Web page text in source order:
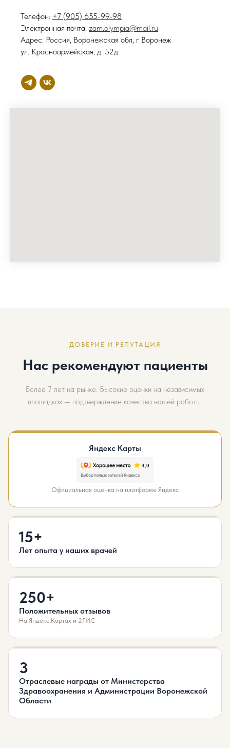
Телефон: +7 (905) 655-99-98
Электронная почта: zam.olympia@mail.ru
Адрес: Россия, Воронежская обл, г Воронеж
ул. Красноармейская, д. 52д
ДОВЕРИЕ И РЕПУТАЦИЯ
Нас рекомендуют пациенты
Более 7 лет на рынке. Высокие оценки на независимых
площадках — подтверждение качества нашей работы.
Яндекс Карты
Официальная оценка на платформе Яндекс
15+
Лет опыта у наших врачей
250+
Положительных отзывов
На Яндекс.Картах и 2ГИС
3
Отраслевые награды от Министерства
Здравоохранения и Администрации Воронежской
Области